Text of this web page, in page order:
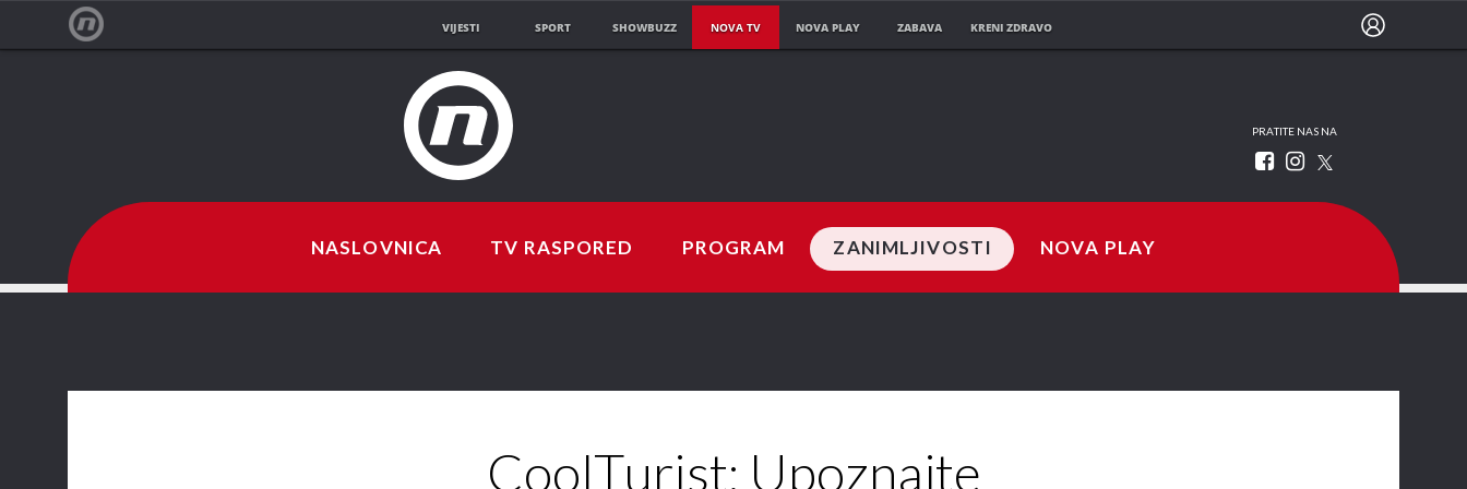
VIJESTI SPORT SHOWBUZZ NOVA TV NOVA PLAY ZABAVA KRENI ZDRAVO
PRATITE NAS NA
NASLOVNICA TV RASPORED PROGRAM ZANIMLJIVOSTI NOVA PLAY
CoolTurist: Upoznajte